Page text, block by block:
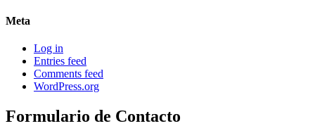
Meta
Log in
Entries feed
Comments feed
WordPress.org
Formulario de Contacto